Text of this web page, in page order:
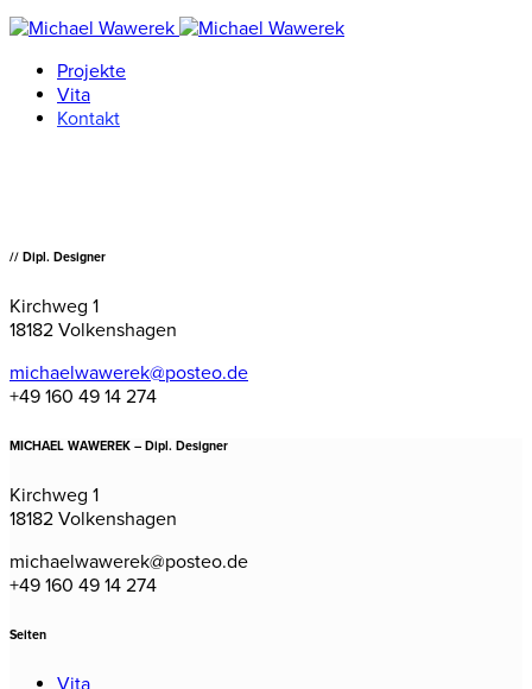
Projekte
Vita
Kontakt
// Dipl. Designer
Kirchweg 1
18182 Volkenshagen
michaelwawerek@posteo.de
+49 160 49 14 274
MICHAEL WAWEREK – Dipl. Designer
Kirchweg 1
18182 Volkenshagen
michaelwawerek@posteo.de
+49 160 49 14 274
Seiten
Vita